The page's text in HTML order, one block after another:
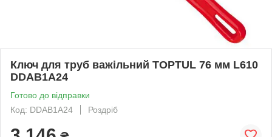
Ключ для труб важільний TOPTUL 76 мм L610
DDAB1A24
Готово до відправки
Код: DDAB1A24
Роздріб